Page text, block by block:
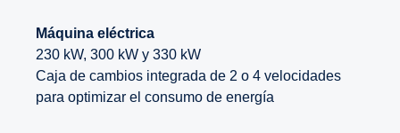
Máquina eléctrica
230 kW, 300 kW y 330 kW
Caja de cambios integrada de 2 o 4 velocidades
para optimizar el consumo de energía